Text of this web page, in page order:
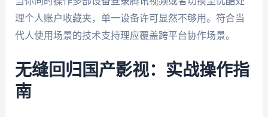
理个人账户收藏夹，单一设备许可显然不够用。符合当
代人使用场景的技术支持理应覆盖跨平台协作场景。
无缝回归国产影视：实战操作指
南